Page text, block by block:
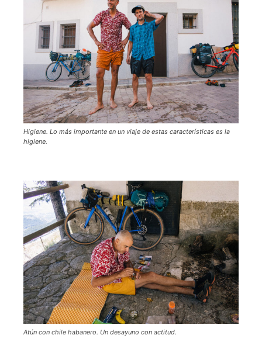
Higiene. Lo más importante en un viaje de estas características es la
higiene.
Atún con chile habanero. Un desayuno con actitud.